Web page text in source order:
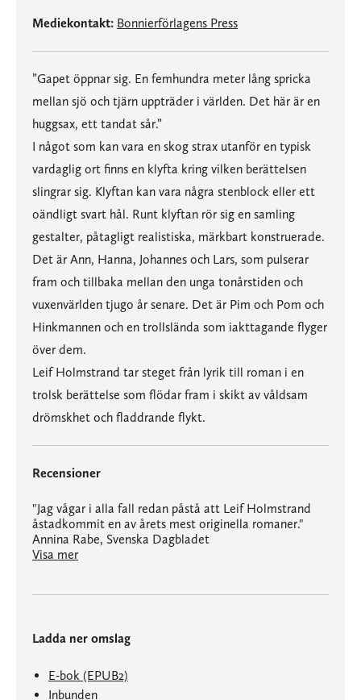
Mediekontakt: Bonnierförlagens Press
”Gapet öppnar sig. En femhundra meter lång spricka
mellan sjö och tjärn uppträder i världen. Det här är en
huggsax, ett tandat sår.”
I något som kan vara en skog strax utanför en typisk
vardaglig ort finns en klyfta kring vilken berättelsen
slingrar sig. Klyftan kan vara några stenblock eller ett
oändligt svart hål. Runt klyftan rör sig en samling
gestalter, påtagligt realistiska, märkbart konstruerade.
Det är Ann, Hanna, Johannes och Lars, som pulserar
fram och tillbaka mellan den unga tonårstiden och
vuxenvärlden tjugo år senare. Det är Pim och Pom och
Hinkmannen och en trollslända som iakttagande flyger
över dem.
Leif Holmstrand tar steget från lyrik till roman i en
trolsk berättelse som flödar fram i skikt av våldsam
drömskhet och fladdrande flykt.
Recensioner
"Jag vågar i alla fall redan påstå att Leif Holmstrand
åstadkommit en av årets mest originella romaner."
Annina Rabe, Svenska Dagbladet
Visa mer
Ladda ner omslag
E-bok (EPUB2)
Inbunden